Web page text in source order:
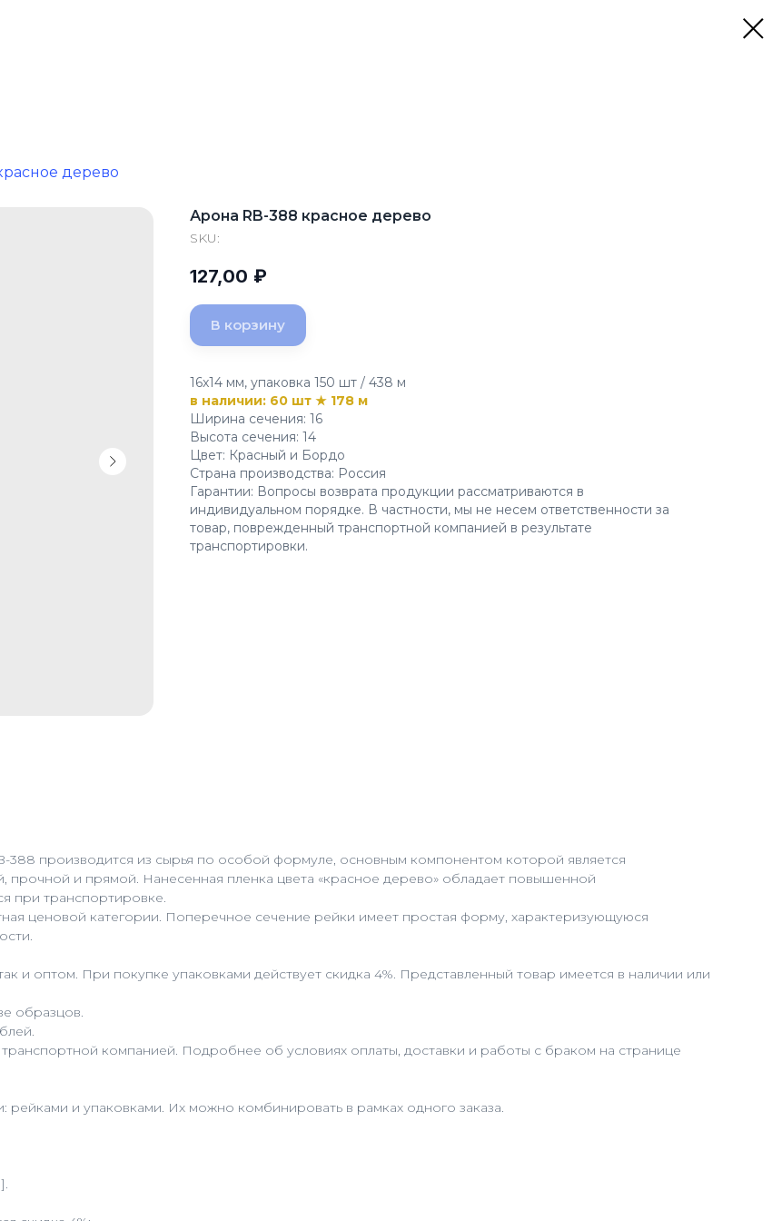
дерево
Арона RB-388 красное дерево
SKU:
127,00 ₽
В корзину
16x14 мм, упаковка 150 шт / 438 м
в наличии: 60 шт ★ 178 м
Ширина сечения: 16
Высота сечения: 14
Цвет: Красный и Бордо
Страна производства: Россия
Гарантии: Вопросы возврата продукции рассматриваются в
индивидуальном порядке. В частности, мы не несем ответственности за
товар, поврежденный транспортной компанией в результате
транспортировки.
388 производится из сырья по особой формуле, основным компонентом которой является
прочной и прямой. Нанесенная пленка цвета «красное дерево» обладает повышенной
при транспортировке.
ценовой категории. Поперечное сечение рейки имеет простая форму, характеризующуюся
и оптом. При покупке упаковками действует скидка 4%. Представленный товар имеется в наличии или
образцов.
компанией. Подробнее об условиях оплаты, доставки и работы с браком на странице
и упаковками. Их можно комбинировать в рамках одного заказа.